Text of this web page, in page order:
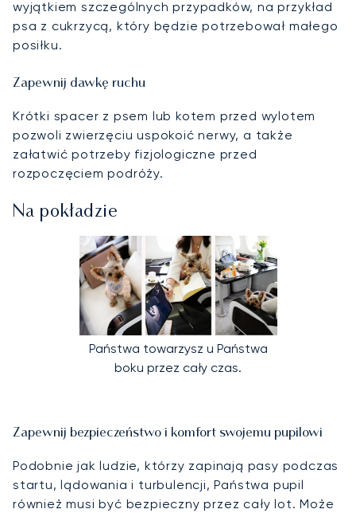
wyjątkiem szczególnych przypadków, na przykład
psa z cukrzycą, który będzie potrzebował małego
posiłku.
Zapewnij dawkę ruchu
Krótki spacer z psem lub kotem przed wylotem
pozwoli zwierzęciu uspokoić nerwy, a także
załatwić potrzeby fizjologiczne przed
rozpoczęciem podróży.
Na pokładzie
Państwa towarzysz u Państwa
boku przez cały czas.
Zapewnij bezpieczeństwo i komfort swojemu pupilowi
Podobnie jak ludzie, którzy zapinają pasy podczas
startu, lądowania i turbulencji, Państwa pupil
również musi być bezpieczny przez cały lot. Może